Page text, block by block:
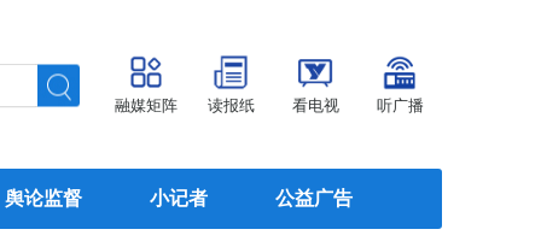
融媒矩阵 读报纸 看电视 听广播
舆论监督 小记者 公益广告